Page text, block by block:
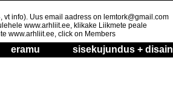
info). Uus email aadress on lemtork@gmail.com
www.arhliit.ee, klikake Liikmete peale
www.arhliit.ee, click on Members
eramu sisekujundus + disain